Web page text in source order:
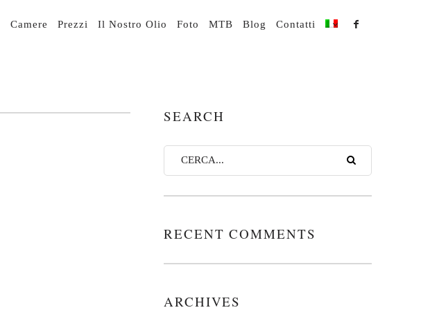
Camere Prezzi Il Nostro Olio Foto MTB Blog Contatti
SEARCH
RECENT COMMENTS
ARCHIVES